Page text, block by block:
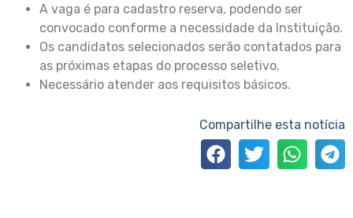
A vaga é para cadastro reserva, podendo ser
convocado conforme a necessidade da Instituição.
Os candidatos selecionados serão contatados para
as próximas etapas do processo seletivo.
Necessário atender aos requisitos básicos.
Compartilhe esta notícia